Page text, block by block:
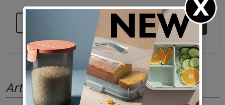
SEGUIR COMPRANDO
Artículos relacionados